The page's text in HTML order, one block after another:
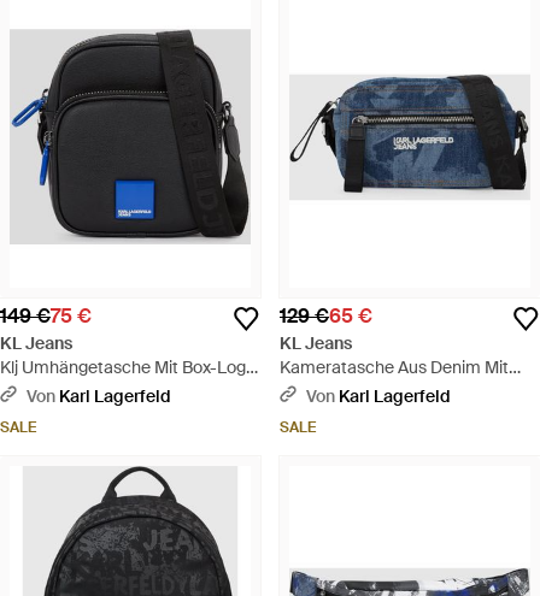
149 €75 €
KL Jeans
Klj Umhängetasche Mit Box-Logo,
Herren, Größe - Schwarz
Von Karl Lagerfeld
SALE
129 €65 €
KL Jeans
Kameratasche Aus Denim Mit
Monogramm, Herren, Größe -
Von Karl Lagerfeld
SALE